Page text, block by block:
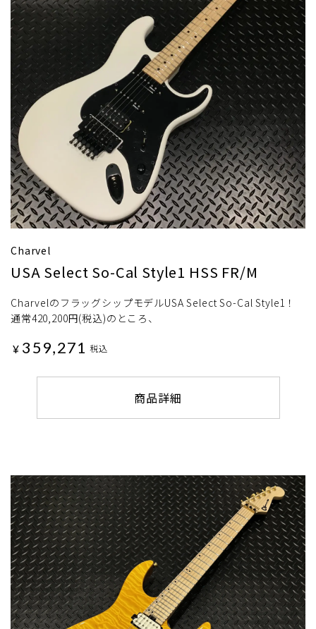
Charvel
USA Select So-Cal Style1 HSS FR/M
CharvelのフラッグシップモデルUSA Select So-Cal Style1！
通常420,200円(税込)のところ、
¥ 359,271 税込
商品詳細